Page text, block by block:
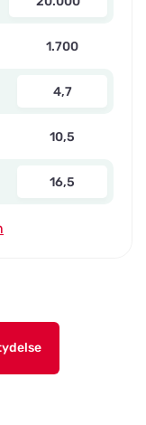
1.700
4,7
10,5
16,5